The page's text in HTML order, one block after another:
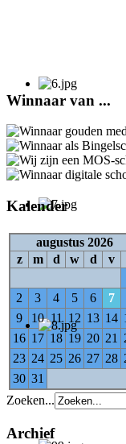
Winnaar van ...
Kalender
augustus 2026
z
m d w d v
2
3 4 5 6 7
9
10 11 12 13 14
16 17 18 19 20 21
23 24 25 26 27 28
30 31
Zoeken...
Archief